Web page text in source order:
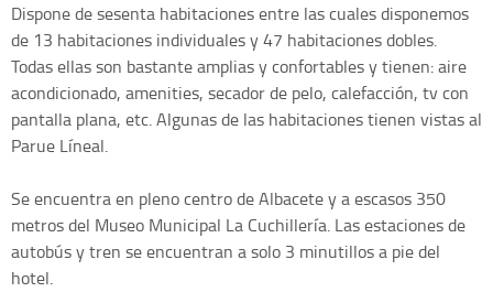
Dispone de sesenta habitaciones entre las cuales disponemos
de 13 habitaciones individuales y 47 habitaciones dobles.
Todas ellas son bastante amplias y confortables y tienen: aire
acondicionado, amenities, secador de pelo, calefacción, tv con
pantalla plana, etc. Algunas de las habitaciones tienen vistas al
Parue Líneal.
Se encuentra en pleno centro de Albacete y a escasos 350
metros del Museo Municipal La Cuchillería. Las estaciones de
autobús y tren se encuentran a solo 3 minutillos a pie del
hotel.